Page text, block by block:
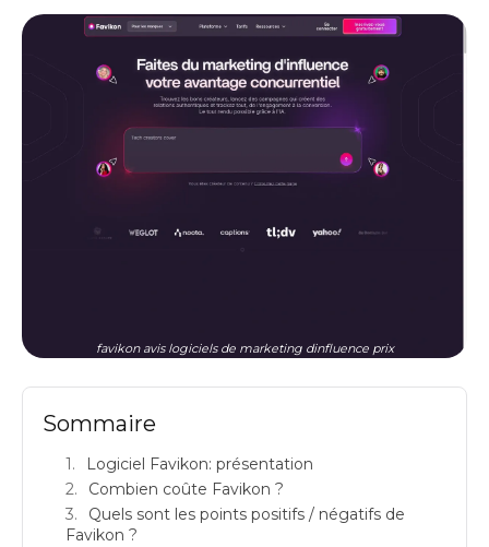
favikon avis logiciels de marketing dinfluence prix
Sommaire
Logiciel Favikon: présentation
Combien coûte Favikon ?
Quels sont les points positifs / négatifs de
Favikon ?